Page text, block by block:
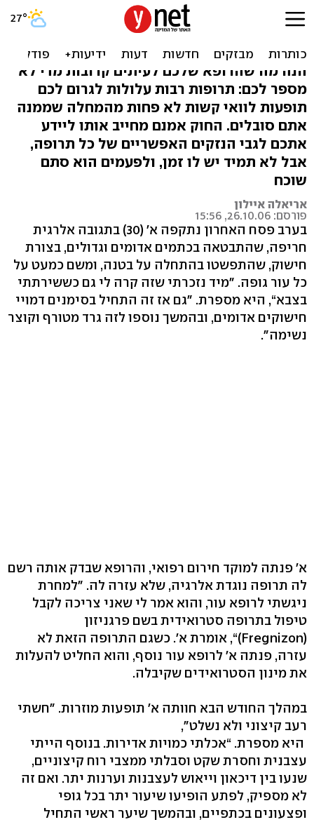
מה שלא ידעתם על תופעות
לוואי מתרופות
הנה מה שהרופא שלכם לעיתים קרובות מדי לא
מספר לכם: תרופות רבות עלולות לגרום לכם
תופעות לוואי קשות לא פחות מהמחלה שממנה
אתם סובלים. החוק אמנם מחייב אותו ליידע
אתכם לגבי הנזקים האפשריים של כל תרופה,
אבל לא תמיד יש לו זמן, ולפעמים הוא סתם
שוכח
אריאלה איילון
פורסם: 26.10.06, 15:56
בערב פסח האחרון נתקפה א׳ ‭(30)‬ בתגובה אלרגית
חריפה, שהתבטאה בכתמים אדומים וגדולים, בצורת
חישוק, שהתפשטו בהתחלה על בטנה, ומשם כמעט על
כל עור גופה. "מיד נזכרתי שזה קרה לי גם כששירתתי
בצבא‭,“‬ היא מספרת. "גם אז זה התחיל בסימנים דמויי
חישוקים אדומים, ובהמשך נוספו לזה גרד מטורף וקוצר
נשימה‭."‬
א׳ פנתה למוקד חירום רפואי, והרופא שבדק אותה רשם
לה תרופה נוגדת אלרגיה, שלא עזרה לה. "למחרת
ניגשתי לרופא עור, והוא אמר לי שאני צריכה לקבל
טיפול בתרופה סטרואידית בשם פרגניזון
‭,“(Fregnizon)‬ אומרת א׳. כשגם התרופה הזאת לא
עזרה, פנתה א׳ לרופא עור נוסף, והוא החליט להעלות
את מינון הסטרואידים שקיבלה.
במהלך החודש הבא חוותה א׳ תופעות מוזרות. "חשתי
רעב קיצוני ולא נשלט",
היא מספרת. “אכלתי כמויות אדירות. בנוסף הייתי
עצבנית וחסרת שקט וסבלתי ממצבי רוח קיצוניים,
שנעו בין דיכאון וייאוש לעצבנות וערנות יתר. ואם זה
לא מספיק, לפתע הופיעו שיעור יתר בכל גופי
ופצעונים בכתפיים, ובהמשך שיער ראשי התחיל